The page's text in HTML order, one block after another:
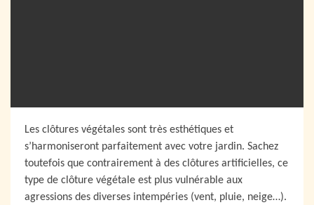
Les clôtures végétales sont très esthétiques et
s’harmoniseront parfaitement avec votre jardin. Sachez
toutefois que contrairement à des clôtures artificielles, ce
type de clôture végétale est plus vulnérable aux
agressions des diverses intempéries (vent, pluie, neige…).